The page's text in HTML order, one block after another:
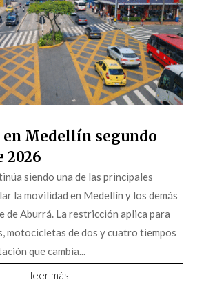
en Medellín segundo
2026
siendo una de las principales
la movilidad en Medellín y los demás
de Aburrá. La restricción aplica para
motocicletas de dos y cuatro tiempos
que cambia...
leer más